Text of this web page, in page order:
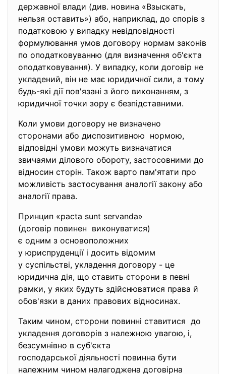
державної влади (див. новина «Взыскать,
нельзя оставить») або, наприклад, до спорів з
податковою у випадку невідповідності
формулювання умов договору нормам законів
по оподатковуванню (для визначення об'єкта
оподатковування). У випадку, коли договір не
укладений, він не має юридичної сили, а тому
будь-які дії пов'язані з його виконанням, з
юридичної точки зору є безпідставними.
Коли умови договору не визначено
сторонами або диспозитивною нормою,
відповідні умови можуть визначатися
звичаями ділового обороту, застосовними до
відносин сторін. Також варто пам'ятати про
можливість застосування аналогії закону або
аналогії права.
Принцип «pacta sunt servanda»
(договір повинен виконуватися)
є одним з основоположних
у юриспруденції і досить відомим
у суспільстві, укладення договору - це
юридична дія, що ставить сторони в певні
рамки, у яких будуть здійснюватися права й
обов'язки в даних правових відносинах.
Таким чином, сторони повинні ставитися до
укладення договорів з належною увагою, і,
безсумнівно в суб'єкта
господарської діяльності повинна бути
належним чином налагоджена договірна